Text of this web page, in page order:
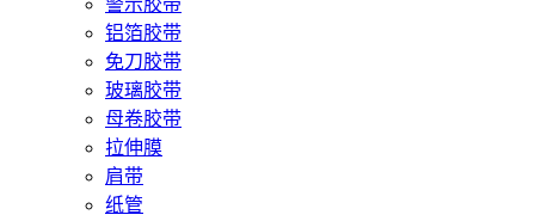
警示胶带
铝箔胶带
免刀胶带
玻璃胶带
母卷胶带
拉伸膜
肩带
纸管